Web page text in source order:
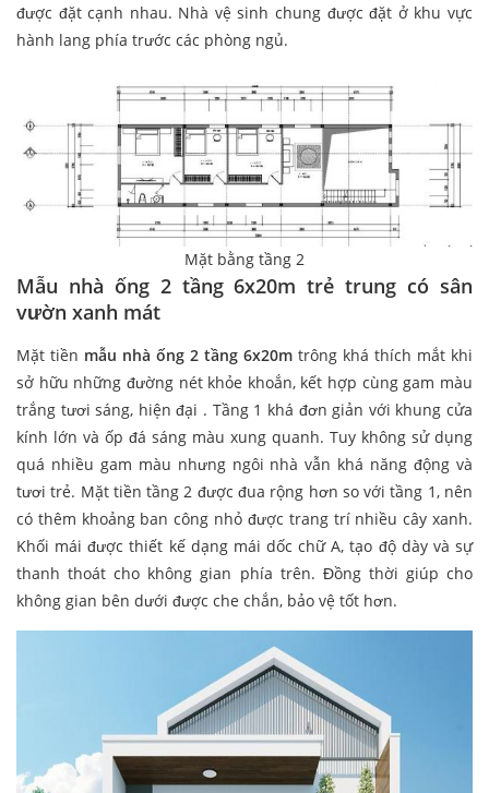
được đặt cạnh nhau. Nhà vệ sinh chung được đặt ở khu vực
hành lang phía trước các phòng ngủ.
Mặt bằng tầng 2
Mẫu nhà ống 2 tầng 6x20m trẻ trung có sân
vườn xanh mát
Mặt tiền mẫu nhà ống 2 tầng 6x20m trông khá thích mắt khi
sở hữu những đường nét khỏe khoắn, kết hợp cùng gam màu
trắng tươi sáng, hiện đại . Tầng 1 khá đơn giản với khung cửa
kính lớn và ốp đá sáng màu xung quanh. Tuy không sử dụng
quá nhiều gam màu nhưng ngôi nhà vẫn khá năng động và
tươi trẻ. Mặt tiền tầng 2 được đua rộng hơn so với tầng 1, nên
có thêm khoảng ban công nhỏ được trang trí nhiều cây xanh.
Khối mái được thiết kế dạng mái dốc chữ A, tạo độ dày và sự
thanh thoát cho không gian phía trên. Đồng thời giúp cho
không gian bên dưới được che chắn, bảo vệ tốt hơn.